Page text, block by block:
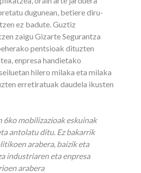
dugunean, betiere diru-
ez badute. Guztiz
zaigu Gizarte Segurantza
pentsioak dituzten
enpresa handietako
hilero milaka eta milaka
erretiratuak daudela ikusten
6ko mobilizazioak eskuinak
antolatu ditu. Ez bakarrik
arabera, baizik eta
industriaren eta enpresa
arabera